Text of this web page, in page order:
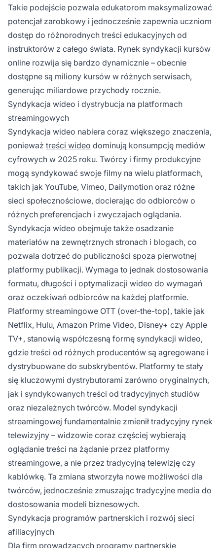
Takie podejście pozwala edukatorom maksymalizować
potencjał zarobkowy i jednocześnie zapewnia uczniom
dostęp do różnorodnych treści edukacyjnych od
instruktorów z całego świata. Rynek syndykacji kursów
online rozwija się bardzo dynamicznie – obecnie
dostępne są miliony kursów w różnych serwisach,
generując miliardowe przychody rocznie.
Syndykacja wideo i dystrybucja na platformach
streamingowych
Syndykacja wideo nabiera coraz większego znaczenia,
ponieważ treści wideo dominują konsumpcję mediów
cyfrowych w 2025 roku. Twórcy i firmy produkcyjne
mogą syndykować swoje filmy na wielu platformach,
takich jak YouTube, Vimeo, Dailymotion oraz różne
sieci społecznościowe, docierając do odbiorców o
różnych preferencjach i zwyczajach oglądania.
Syndykacja wideo obejmuje także osadzanie
materiałów na zewnętrznych stronach i blogach, co
pozwala dotrzeć do publiczności spoza pierwotnej
platformy publikacji. Wymaga to jednak dostosowania
formatu, długości i optymalizacji wideo do wymagań
oraz oczekiwań odbiorców na każdej platformie.
Platformy streamingowe OTT (over-the-top), takie jak
Netflix, Hulu, Amazon Prime Video, Disney+ czy Apple
TV+, stanowią współczesną formę syndykacji wideo,
gdzie treści od różnych producentów są agregowane i
dystrybuowane do subskrybentów. Platformy te stały
się kluczowymi dystrybutorami zarówno oryginalnych,
jak i syndykowanych treści od tradycyjnych studiów
oraz niezależnych twórców. Model syndykacji
streamingowej fundamentalnie zmienił tradycyjny rynek
telewizyjny – widzowie coraz częściej wybierają
oglądanie treści na żądanie przez platformy
streamingowe, a nie przez tradycyjną telewizję czy
kablówkę. Ta zmiana stworzyła nowe możliwości dla
twórców, jednocześnie zmuszając tradycyjne media do
dostosowania modeli biznesowych.
Syndykacja programów partnerskich i rozwój sieci
afiliacyjnych
Dla firm prowadzących programy partnerskie